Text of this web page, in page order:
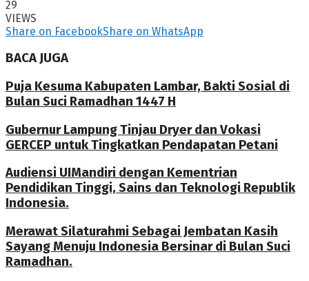
29
VIEWS
Share on FacebookShare on WhatsApp
BACA JUGA
Puja Kesuma Kabupaten Lambar, Bakti Sosial di
Bulan Suci Ramadhan 1447 H
Gubernur Lampung Tinjau Dryer dan Vokasi
GERCEP untuk Tingkatkan Pendapatan Petani
Audiensi UIMandiri dengan Kementrian
Pendidikan Tinggi, Sains dan Teknologi Republik
Indonesia.
Merawat Silaturahmi Sebagai Jembatan Kasih
Sayang Menuju Indonesia Bersinar di Bulan Suci
Ramadhan.